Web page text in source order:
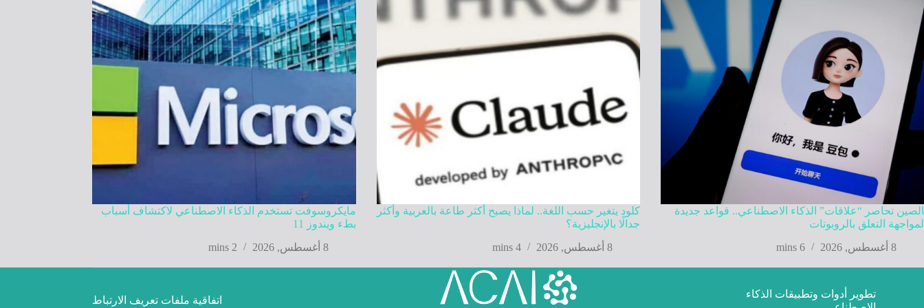
الصين تحاصر “علاقات” الذكاء الاصطناعي.. قواعد جديدة
لمواجهة التعلق بالروبوتات
8 أغسطس, 2026
6 mins
كلود يتغير حسب اللغة.. لماذا يصبح أكثر طاعة بالعربية وأكثر
جدالًا بالإنجليزية؟
8 أغسطس, 2026
4 mins
مايكروسوفت تستخدم الذكاء الاصطناعي لاكتشاف أسباب
بطء ويندوز 11
8 أغسطس, 2026
2 mins
تطوير أدوات وتطبيقات الذكاء
اتفاقية ملفات تعريف الارتباط